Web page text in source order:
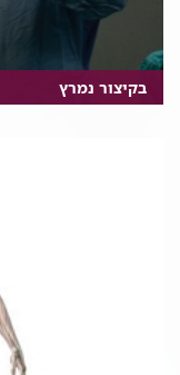
בקיצור נמרץ